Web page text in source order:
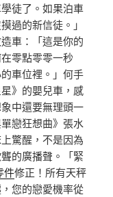
徒了。如果泊車
過的新信徒。」
車：「這是你的
零點零零一秒
車位裡。」何手
》的嬰兒車，感
中還要無理頭一
戀狂想曲》張水
驚醒，不是因為
的廣播聲。「緊
件修正！所有天秤
您的戀愛機率從